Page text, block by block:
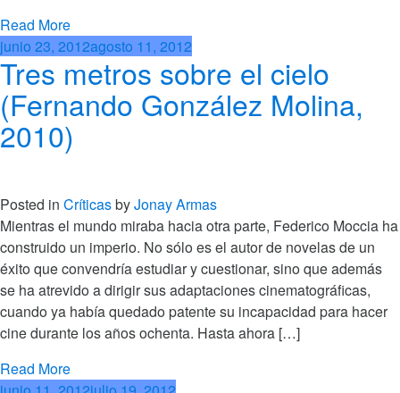
Read More
junio 23, 2012agosto 11, 2012
Tres metros sobre el cielo
(Fernando González Molina,
2010)
Posted in CríticasbyJonay Armas
Mientras el mundo miraba hacia otra parte, Federico Moccia ha
construido un imperio. No sólo es el autor de novelas de un
éxito que convendría estudiar y cuestionar, sino que además
se ha atrevido a dirigir sus adaptaciones cinematográficas,
cuando ya había quedado patente su incapacidad para hacer
cine durante los años ochenta. Hasta ahora […]
Read More